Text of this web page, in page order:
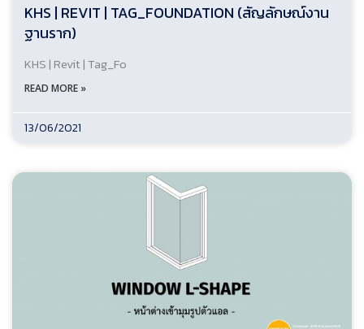
KHS | REVIT | TAG_FOUNDATION (สัญลักษณ์งาน
ฐานราก)
KHS | Revit | Tag_Fo
READ MORE »
13/06/2021